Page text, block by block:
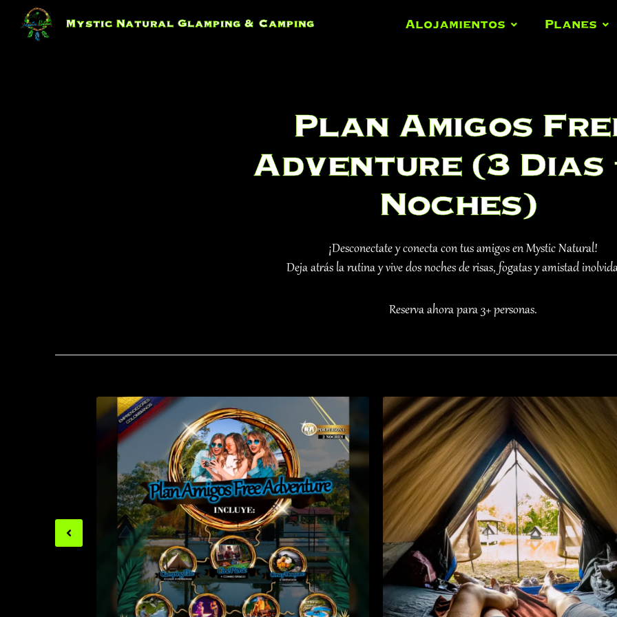
Skip
content
Mystic Natural Glamping & Camping Alojamientos Planes
Plan Amigos
Adventure (3 Dias
Noches)
¡Desconectate y conecta con tus amigos en Mystic Natural!
Deja atrás la rutina y vive dos noches de risas, fogatas y amistad
Reserva ahora para 3+ personas.
Previous